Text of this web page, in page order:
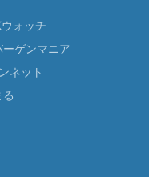
ォッチ
ーゲンマニア
ネット
る